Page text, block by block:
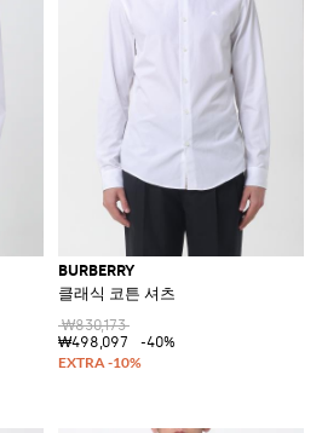
BURBERRY
클래식 코튼 셔츠
₩830,173
₩498,097
-40%